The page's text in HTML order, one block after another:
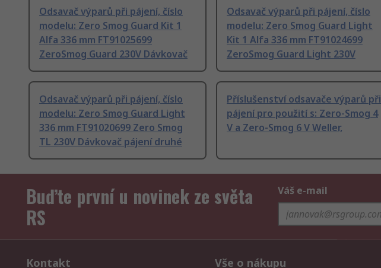
Odsavač výparů při pájení, číslo
modelu: Zero Smog Guard Kit 1
Alfa 336 mm FT91025699
ZeroSmog Guard 230V Dávkovač
Odsavač výparů při pájení, číslo
modelu: Zero Smog Guard Light
Kit 1 Alfa 336 mm FT91024699
ZeroSmog Guard Light 230V
Odsavač výparů při pájení, číslo
modelu: Zero Smog Guard Light
336 mm FT91020699 Zero Smog
TL 230V Dávkovač pájení druhé
Příslušenství odsavače výparů při
pájení pro použití s: Zero-Smog 4
V a Zero-Smog 6 V Weller,
Buďte první u novinek ze světa
RS
Váš e-mail
Kontakt Vše o nákupu